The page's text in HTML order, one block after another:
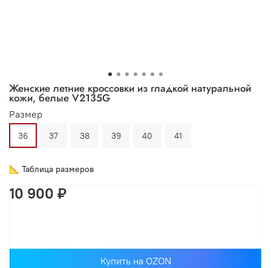
Женские летние кроссовки из гладкой натуральной
кожи, белые V2135G
Размер
36 37 38 39 40 41
📐 Таблица размеров
10 900 ₽
Купить на OZON